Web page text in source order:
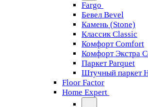
Fargo
Бевел Bevel
Камень (Stone)
Классик Classic
Комфорт Comfort
Комфорт Экстра
Паркет Parquet
Штучный паркет
Floor Factor
Home Expert